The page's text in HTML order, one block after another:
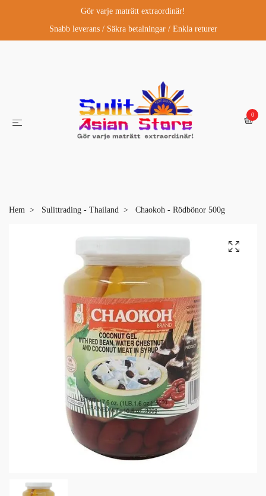
Gör varje maträtt extraordinär!
Snabb leverans / Säkra betalningar / Enkla returer
0
Hem Sulittrading - Thailand Chaokoh - Rödbönor 500g